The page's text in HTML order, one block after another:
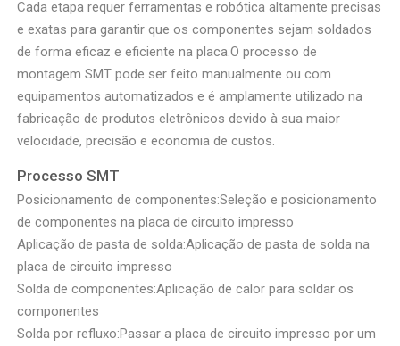
Cada etapa requer ferramentas e robótica altamente precisas
e exatas para garantir que os componentes sejam soldados
de forma eficaz e eficiente na placa.O processo de
montagem SMT pode ser feito manualmente ou com
equipamentos automatizados e é amplamente utilizado na
fabricação de produtos eletrônicos devido à sua maior
velocidade, precisão e economia de custos.
Processo SMT
Posicionamento de componentes:Seleção e posicionamento
de componentes na placa de circuito impresso
Aplicação de pasta de solda:Aplicação de pasta de solda na
placa de circuito impresso
Solda de componentes:Aplicação de calor para soldar os
componentes
Solda por refluxo:Passar a placa de circuito impresso por um